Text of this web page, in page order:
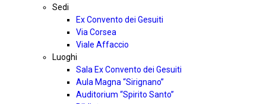
Sedi
Ex Convento dei Gesuiti
Via Corsea
Viale Affaccio
Luoghi
Sala Ex Convento dei Gesuiti
Aula Magna “Sirignano”
Auditorium “Spirito Santo”